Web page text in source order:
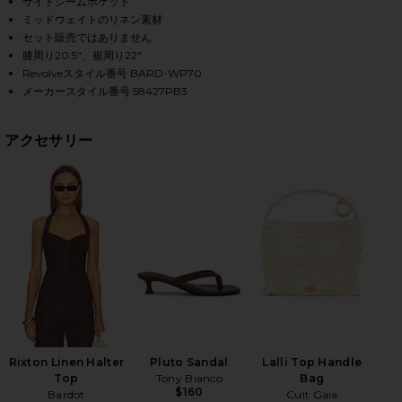
ENYA LINEN PANT IN CHOCOLATE ON
ENYA LINEN PANT IN CHOCOLATE ON
ENYA LINEN PANT IN CHOCOLATE ON
ミッドウェイトのリネン素材
セット販売ではありません
膝周り20.5"、裾周り22"
Revolveスタイル番号 BARD-WP70
メーカースタイル番号 58427PB3
アクセサリー
Rixton Linen Halter
Top
Bardot
Pluto Sandal
Tony Bianco
$160
Lalli Top Handle
Bag
Cult Gaia